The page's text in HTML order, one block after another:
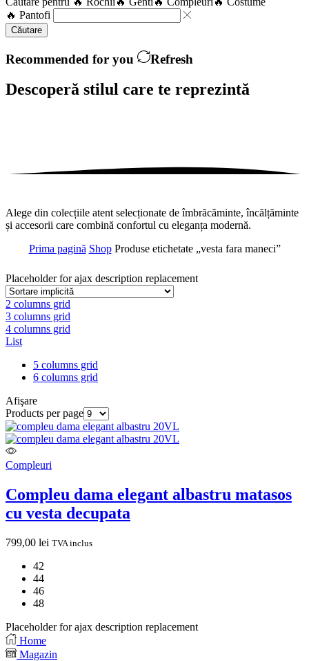
🔥 Pantofi
Căutare
Recommended for you Refresh
Descoperă stilul care te reprezintă
Alege din colecțiile atent selecționate de îmbrăcăminte, încălțăminte
și accesorii care combină confortul cu eleganța modernă.
Prima pagină Shop Produse etichetate „vesta fara maneci”
Placeholder for ajax description replacement
2 columns grid
3 columns grid
4 columns grid
List
5 columns grid
6 columns grid
Afişare
Products per page
Compleuri
Compleu dama elegant albastru matasos
cu vesta decupata
799,00 lei TVA inclus
42
44
46
48
Placeholder for ajax description replacement
Home
Magazin